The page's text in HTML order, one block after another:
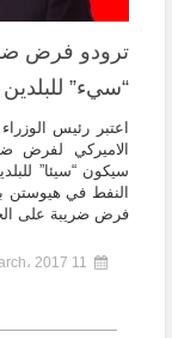
ترودو فرض
“سيء” للبلدين
اعتبر رئيس
الاميركي لفرض
سيكون “سيئا”
النفط في هيوستن
فرض ضريبة على